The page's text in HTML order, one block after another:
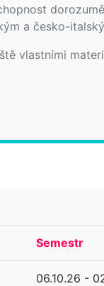
a česko-
vlastními
Semestr
06.10.26 -